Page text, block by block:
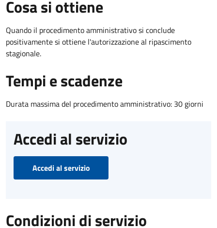
Cosa si ottiene
Quando il procedimento amministrativo si conclude
positivamente si ottiene l'autorizzazione al ripascimento
stagionale.
Tempi e scadenze
Durata massima del procedimento amministrativo: 30 giorni
Accedi al servizio
Accedi al servizio
Condizioni di servizio